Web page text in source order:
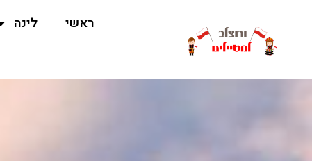
ראשי לינה